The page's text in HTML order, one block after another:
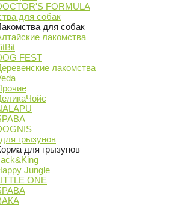
FORMULA
для собак
для собак
лакомства
FEST
лакомства
грызунов
для грызунов
Jungle
ONE